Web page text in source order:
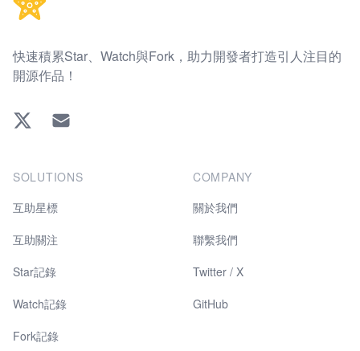
快速積累Star、Watch與Fork，助力開發者打造引人注目的
開源作品！
Twitter EMAIL
SOLUTIONS
互助星標
互助關注
Star記錄
Watch記錄
Fork記錄
COMPANY
關於我們
聯繫我們
Twitter / X
GitHub